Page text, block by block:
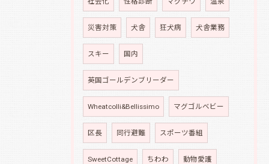
災害対策 犬舎 狂犬病 犬舎業務
スキー 国内
英国ゴールデンブリーダー
Wheatcolli&Bellissimo マグゴルベビー
区長 同行避難 スポーツ番組
SweetCottage ちわわ 動物愛護